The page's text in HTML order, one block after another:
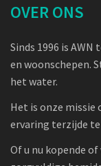
OVER ONS
Sinds 1996 is
en woonschepen.
het water.
Het is onze missie
ervaring terzijde
Of u nu kopende